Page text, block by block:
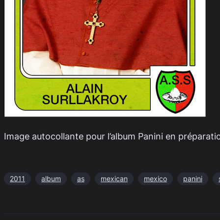
Image autocollante pour l’album Panini en
2011 album as mexican mexico panini